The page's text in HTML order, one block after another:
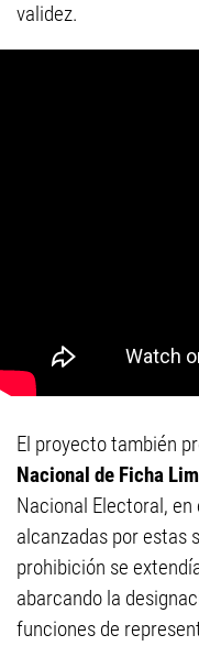
validez.
El proyecto también
Nacional de Ficha
Nacional Electoral,
alcanzadas por estas
prohibición se
abarcando la
funciones de